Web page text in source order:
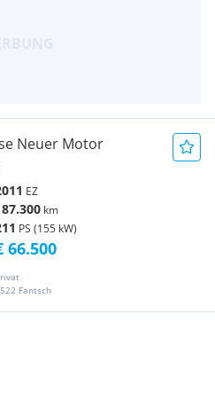
Neuer Motor
EZ
km
PS (155 kW)
Fantsch
66.500